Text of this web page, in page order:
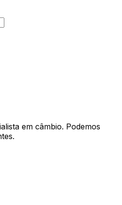
em câmbio. Podemos